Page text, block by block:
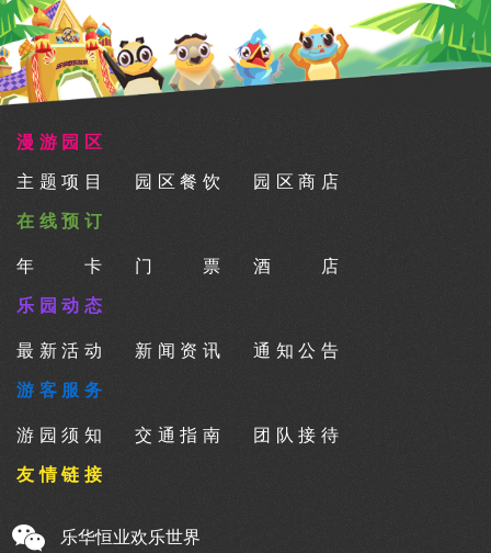
漫游园区
主题项目 园区餐饮 园区商店
在线预订
年卡 门票 酒店
乐园动态
最新活动 新闻资讯 通知公告
游客服务
游园须知 交通指南 团队接待
友情链接
乐华恒业欢乐世界